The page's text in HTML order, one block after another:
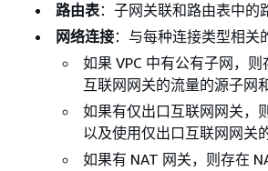
路由表：子网关联和路由表中的
网络连接：与每种连接类型相关
如果 VPC 中有公有子网，
互联网网关的流量的源子网
如果有仅出口互联网网关，
以及使用仅出口互联网网关
如果有 NAT 网关，则存在